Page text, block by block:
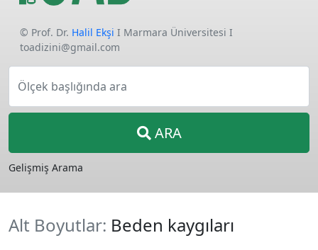
© Prof. Dr. Halil Ekşi I Marmara Üniversitesi I
toadizini@gmail.com
Ölçek başlığında ara
ARA
Gelişmiş Arama
Alt Boyutlar: Beden kaygıları